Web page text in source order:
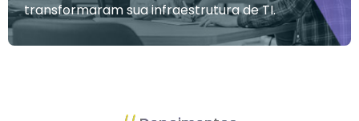
transformaram sua infraestrutura de TI.